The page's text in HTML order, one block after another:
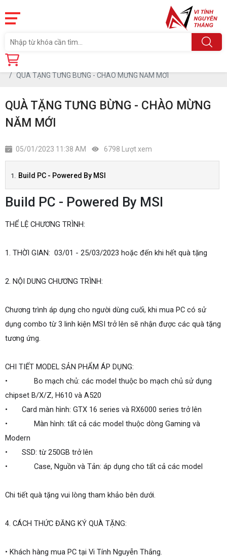
Trang chủ
QUÀ TẶNG TƯNG BỪNG - CHÀO MỪNG NĂM MỚI
QUÀ TẶNG TƯNG BỪNG - CHÀO MỪNG
NĂM MỚI
05/01/2023 11:38 AM 6798 Lượt xem
Build PC - Powered By MSI
Build PC - Powered By MSI
THỂ LỆ CHƯƠNG TRÌNH:
1. THỜI GIAN: 03/01 - 25/03/2023 hoặc đến khi hết quà tặng
2. NỘI DUNG CHƯƠNG TRÌNH:
Chương trình áp dụng cho người dùng cuối, khi mua PC có sử
dụng combo từ 3 linh kiện MSI trở lên sẽ nhận được các quà tặng
tương ứng.
CHI TIẾT MODEL SẢN PHẨM ÁP DỤNG:
•             Bo mạch chủ: các model thuộc bo mạch chủ sử dụng
chipset B/X/Z, H610 và A520
•
Card màn hình: GTX 16 series và RX6000 series trở lên
•             Màn hình: tất cả các model thuộc dòng Gaming và
Modern
•
SSD: từ 250GB trở lên
•             Case, Nguồn và Tản: áp dụng cho tất cả các model
Chi tiết quà tặng vui lòng tham khảo bên dưới.
4. CÁCH THỨC ĐĂNG KÝ QUÀ TẶNG:
• Khách hàng mua PC tại Vi Tính Nguyễn Thắng.